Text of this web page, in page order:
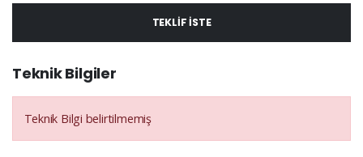
TEKLIF ISTE
Teknik Bilgiler
Teknik Bilgi belirtilmemiş